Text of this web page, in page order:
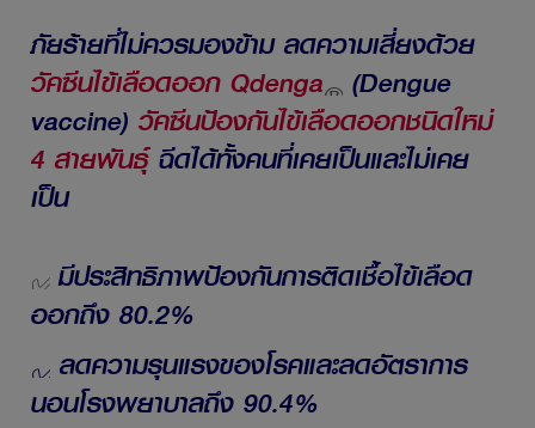
ภัยร้ายที่ไม่ควรมองข้าม ลดความเสี่ยงด้วย
วัคซีนไข้เลือดออก Qdenga
(Dengue
vaccine) วัคซีนป้องกันไข้เลือดออกชนิดใหม่
4 สายพันธุ์ ฉีดได้ทั้งคนที่เคยเป็นและไม่เคย
เป็น
มีประสิทธิภาพป้องกันการติดเชื้อไข้เลือด
ออกถึง 80.2%
ลดความรุนแรงของโรคและลดอัตราการ
นอนโรงพยาบาลถึง 90.4%